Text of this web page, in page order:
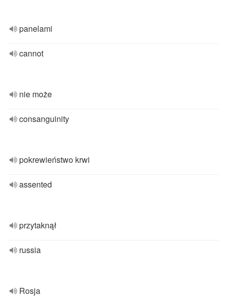
panelami
cannot
nie może
consanguinity
pokrewieństwo krwi
assented
przytaknął
russia
Rosja